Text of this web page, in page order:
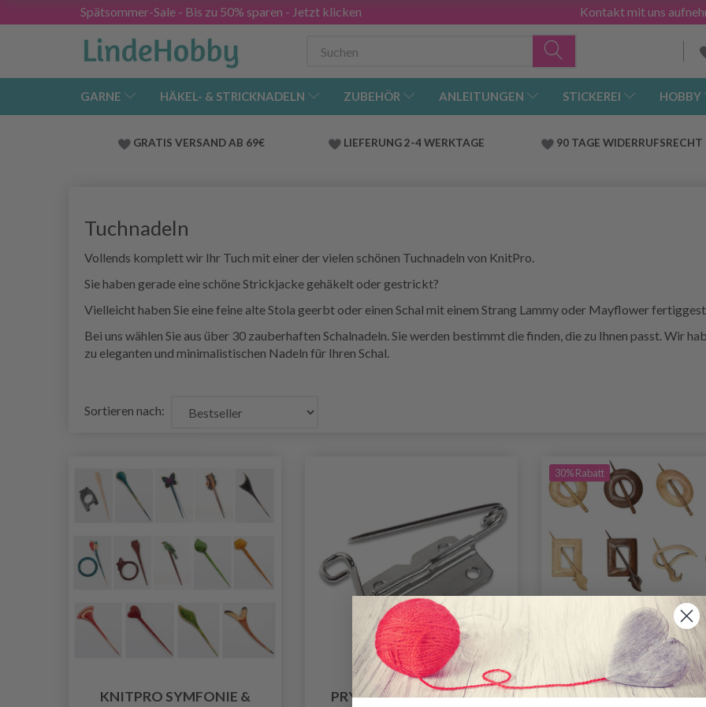
Spätsommer-Sale - Bis zu 50% sparen - Jetzt klicken Kontakt mit uns
GARNE HÄKEL- & STRICKNADELN ZUBEHÖR ANLEITUNGEN STICKEREI HOBBY
GRATIS VERSAND AB 69€ LIEFERUNG 2-4 WERKTAGE 90 TAGE WIDERRUFSRECHT
Tuchnadeln
Vollends komplett wir Ihr Tuch mit einer der vielen schönen Tuchnadeln von KnitPro.
Sie haben gerade eine schöne Strickjacke gehäkelt oder gestrickt?
Vielleicht haben Sie eine feine alte Stola geerbt oder einen Schal mit einem Strang Lammy oder Mayflower
Bei uns wählen Sie aus über 30 zauberhaften Schalnadeln. Sie werden bestimmt die finden, die zu Ihnen passt. Wir
zu eleganten und minimalistischen Nadeln für Ihren Schal.
Sortieren nach:
KNITPRO SYMFONIE &
PRYM ANSTECKNADELN
30% Rabatt
LYKKE